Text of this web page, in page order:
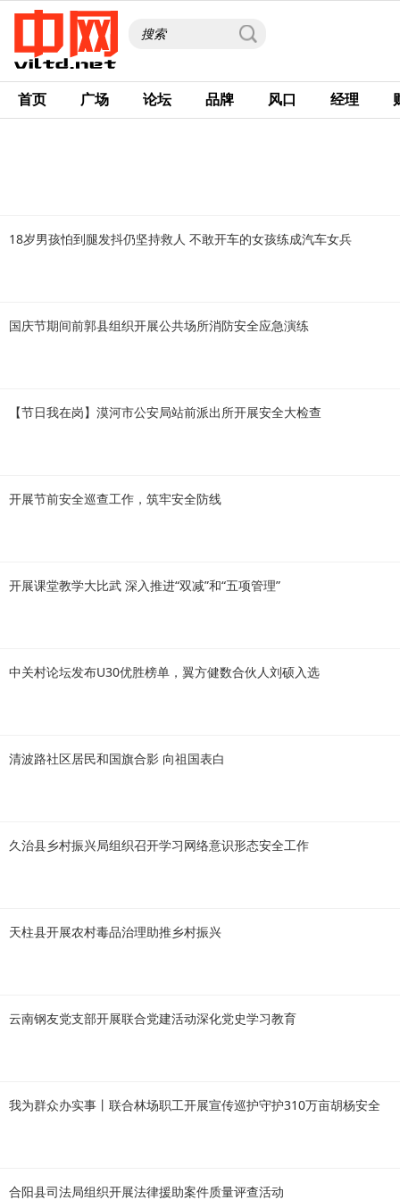
首页 广场 论坛 品牌 风口 经理
18岁男孩怕到腿发抖仍坚持救人 不敢开车的女孩练成汽车女兵
国庆节期间前郭县组织开展公共场所消防安全应急演练
【节日我在岗】漠河市公安局站前派出所开展安全大检查
开展节前安全巡查工作，筑牢安全防线
开展课堂教学大比武 深入推进“双减”和“五项管理”
中关村论坛发布U30优胜榜单，翼方健数合伙人刘硕入选
清波路社区居民和国旗合影 向祖国表白
久治县乡村振兴局组织召开学习网络意识形态安全工作
天柱县开展农村毒品治理助推乡村振兴
云南钢友党支部开展联合党建活动深化党史学习教育
我为群众办实事丨联合林场职工开展宣传巡护守护310万亩胡杨安全
合阳县司法局组织开展法律援助案件质量评查活动